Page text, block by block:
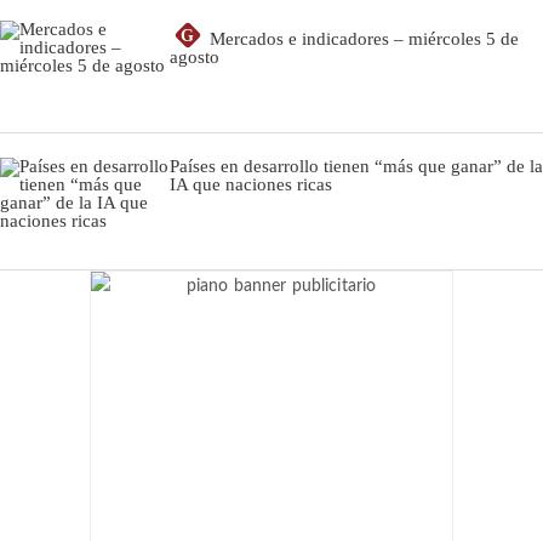
G
Mercados e indicadores – miércoles 5 de
agosto
Países en desarrollo tienen “más que ganar” de la
IA que naciones ricas